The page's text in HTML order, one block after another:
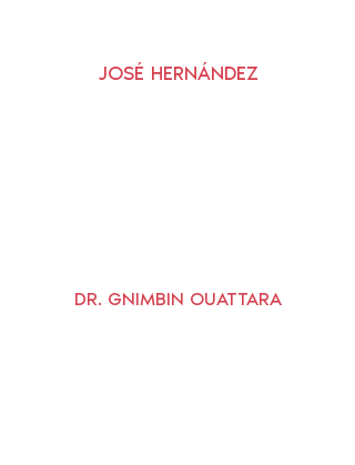
JOSÉ HERNÁNDEZ
DR. GNIMBIN OUATTARA